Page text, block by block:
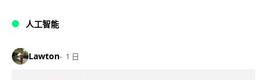
人工智能
Lawton 1 日